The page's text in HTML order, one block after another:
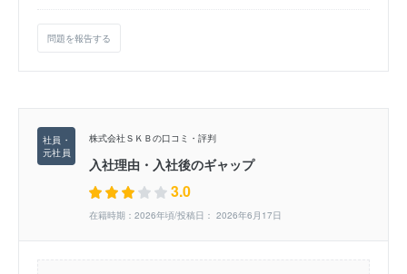
問題を報告する
株式会社ＳＫＢの口コミ・評判
入社理由・入社後のギャップ
3.0
在籍時期：2026年頃/投稿日： 2026年6月17日